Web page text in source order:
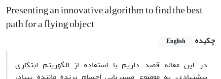
Presenting an innovative algorithm to find the best
path for a flying object
چکیده English
در این مقاله قصد داریم با استفاده از الگوریتم ابتکاری